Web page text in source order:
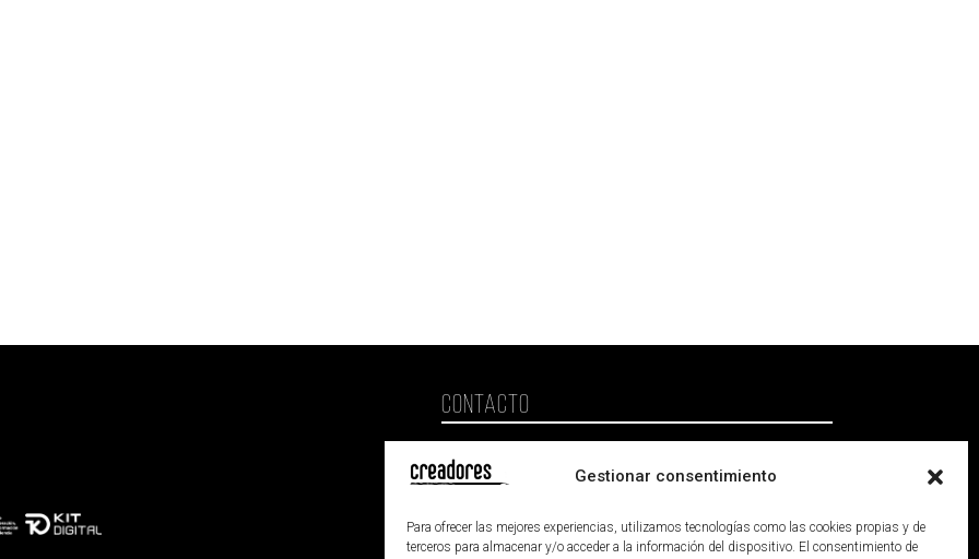
Gestionar consentimiento
Para ofrecer las mejores experiencias, utilizamos tecnologías como las cookies propias y de
terceros para almacenar y/o acceder a la información del dispositivo. El consentimiento de
CONTACTO
escenacreadores@gmail.com